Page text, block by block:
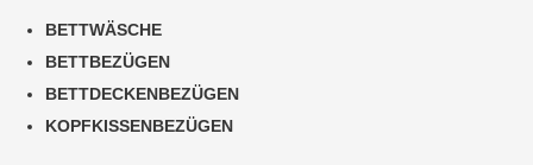
BETTWÄSCHE
BETTBEZÜGEN
BETTDECKENBEZÜGEN
KOPFKISSENBEZÜGEN